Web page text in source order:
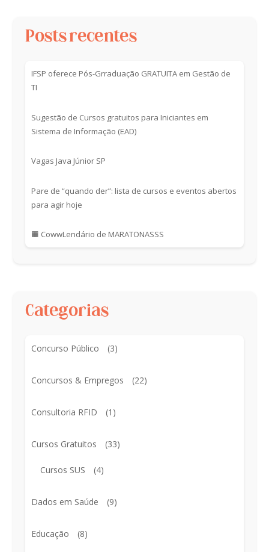
Posts recentes
IFSP oferece Pós-Grraduação GRATUITA em Gestão de
TI
Sugestão de Cursos gratuitos para Iniciantes em
Sistema de Informação (EAD)
Vagas Java Júnior SP
Pare de “quando der”: lista de cursos e eventos abertos
para agir hoje
🟧 CowwLendário de MARATONASSS
Categorias
Concurso Público (3)
Concursos & Empregos (22)
Consultoria RFID (1)
Cursos Gratuitos (33)
Cursos SUS (4)
Dados em Saúde (9)
Educação (8)